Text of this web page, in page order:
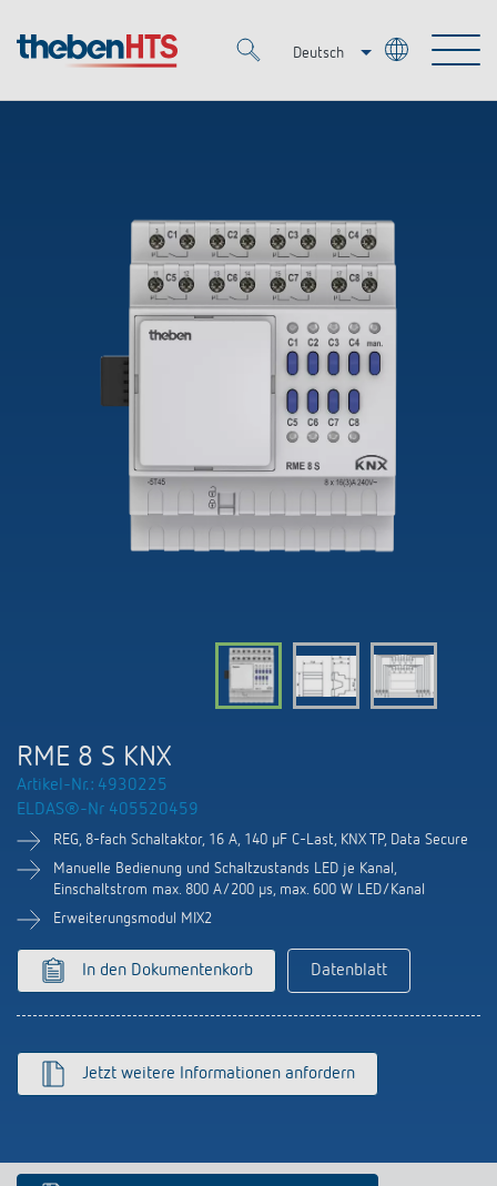
Deutsch
Italiano
Smart Home
Präsenzmelder & Bewegungsmelder
LED-Leuchten
Zeit- und Lichtsteuerung
OEM-Lösungen
Ansprechpartner OEM
Zeit- und Lichtsteuerung
KNX-Systeme
LEDs schalten und dimmen
Smart Metering
Referenzen
Apps von Theben
Stromstossschalter: Licht effizient
schalten
LUXORliving
Mediathek
Theben AG
Ausstellung, Präsentation und Schulung
Nachhaltigkeit
Karriere bei ThebenHTS
Verbände und Institutionen
Umwelt
Design
Ansprechpartnersuche Schweiz
Vertrieb Weltweit
Anfahrt
RME 8 S KNX
Artikel-Nr.: 4930225
ELDAS®-Nr 405520459
REG, 8-fach Schaltaktor, 16 A, 140 µF C-Last, KNX TP, Data Secure
Manuelle Bedienung und Schaltzustands LED je Kanal,
Einschaltstrom max. 800 A/200 µs, max. 600 W LED/Kanal
Erweiterungsmodul MIX2
In den Dokumentenkorb Datenblatt
Jetzt weitere Informationen anfordern